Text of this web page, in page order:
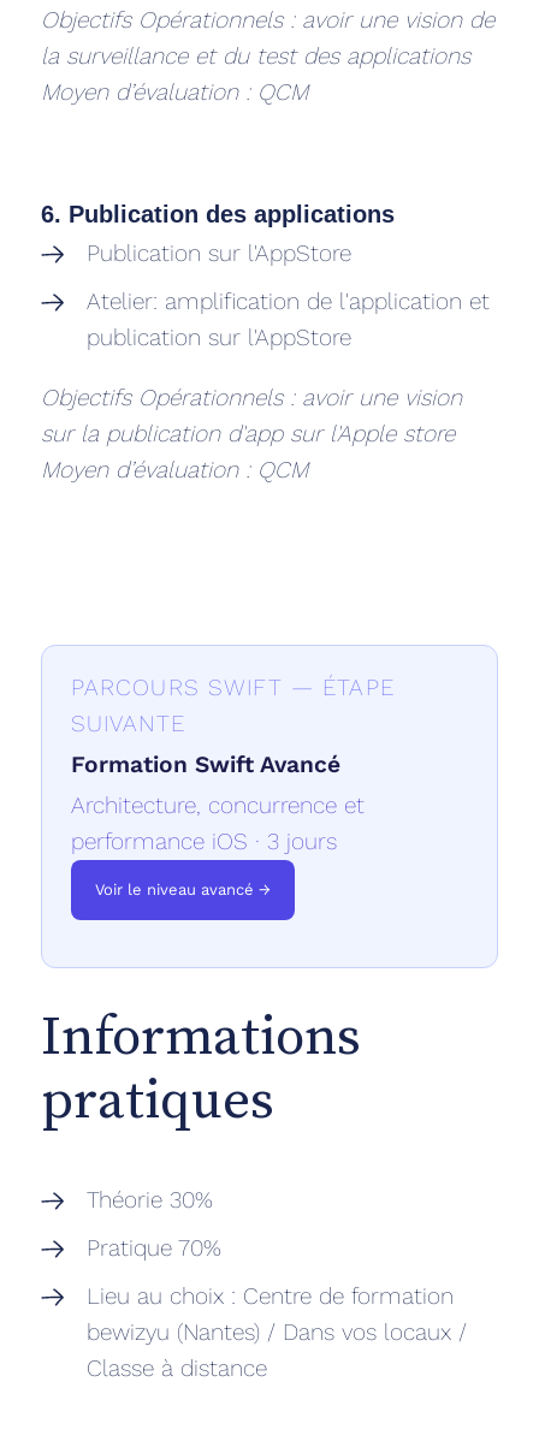
Objectifs Opérationnels : avoir une vision de
la surveillance et du test des applications
Moyen d’évaluation : QCM
6. Publication des applications
Publication sur l'AppStore
Atelier: amplification de l'application et
publication sur l'AppStore
Objectifs Opérationnels : avoir une vision
sur la publication d'app sur l'Apple store
Moyen d’évaluation : QCM
PARCOURS SWIFT — ÉTAPE
SUIVANTE
Formation Swift Avancé
Architecture, concurrence et
performance iOS · 3 jours
Voir le niveau avancé →
Informations
pratiques
‍Théorie 30%
Pratique 70%
Lieu au choix : Centre de formation
bewizyu (Nantes) / Dans vos locaux /
Classe à distance